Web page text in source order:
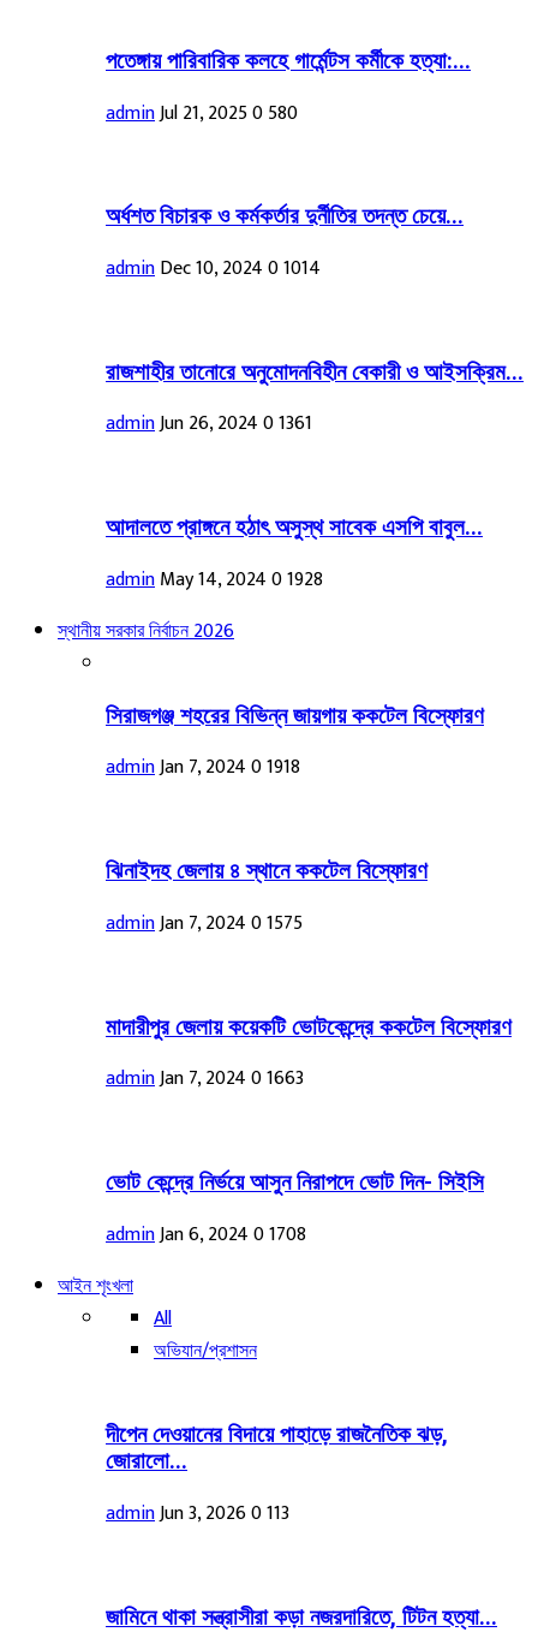
পতেঙ্গায় পারিবারিক কলহে গার্মেন্টস কর্মীকে হত্যা:...
adminJul 21, 20250580
অর্ধশত বিচারক ও কর্মকর্তার দুর্নীতির তদন্ত চেয়ে...
adminDec 10, 202401014
রাজশাহীর তানোরে অনুমোদনবিহীন বেকারী ও আইসক্রিম...
adminJun 26, 202401361
আদালতে প্রাঙ্গনে হঠাৎ অসুস্থ সাবেক এসপি বাবুল...
adminMay 14, 202401928
স্থানীয় সরকার নির্বাচন 2026
সিরাজগঞ্জ শহরের বিভিন্ন জায়গায় ককটেল বিস্ফোরণ
adminJan 7, 202401918
ঝিনাইদহ জেলায় ৪ স্থানে ককটেল বিস্ফোরণ
adminJan 7, 202401575
মাদারীপুর জেলায় কয়েকটি ভোটকেন্দ্রে ককটেল বিস্ফোরণ
adminJan 7, 202401663
ভোট কেন্দ্রে নির্ভয়ে আসুন নিরাপদে ভোট দিন- সিইসি
adminJan 6, 202401708
আইন শৃংখলা
All
অভিযান/প্রশাসন
দীপেন দেওয়ানের বিদায়ে পাহাড়ে রাজনৈতিক ঝড়,
জোরালো...
adminJun 3, 20260113
জামিনে থাকা সন্ত্রাসীরা কড়া নজরদারিতে, টিটন হত্যা...